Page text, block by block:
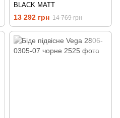
BLACK MATT
13 292 грн 14 769 грн